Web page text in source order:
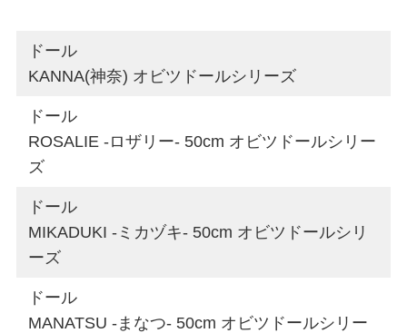
ドール
KANNA(神奈) オビツドールシリーズ
ドール
ROSALIE -ロザリー- 50cm オビツドールシリー
ズ
ドール
MIKADUKI -ミカヅキ- 50cm オビツドールシリ
ーズ
ドール
MANATSU -まなつ- 50cm オビツドールシリー